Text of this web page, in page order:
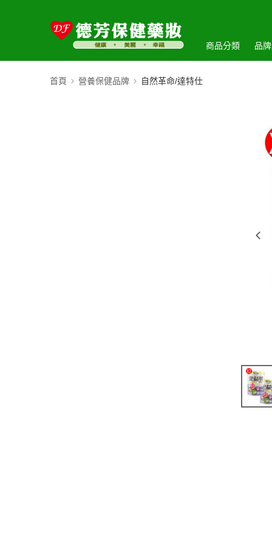
商品分類 品
首頁 營養保健品牌 自然革命/達特仕